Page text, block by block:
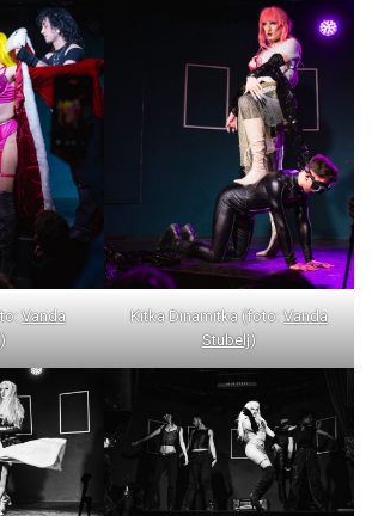
Vanda
)
Kitka Dinamitka (foto: Vanda
Stubelj)